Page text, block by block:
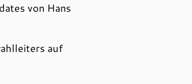
von Hans
auf